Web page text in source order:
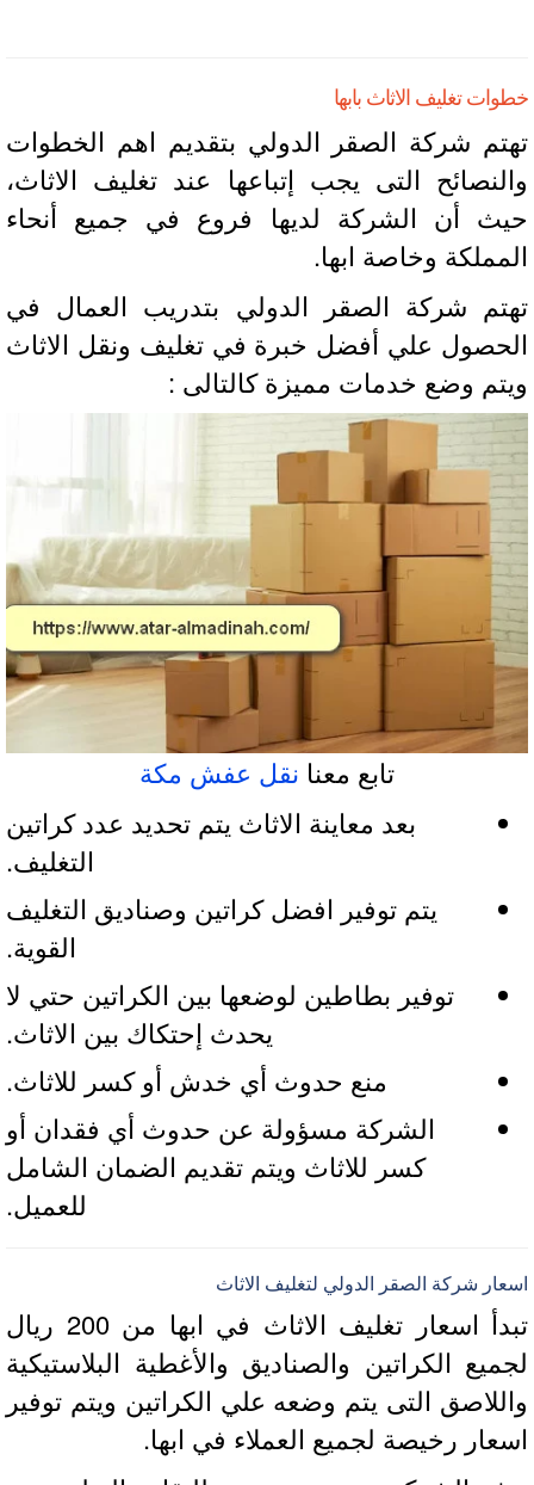
تغليف الاثاث بابها
شركة الصقر الدولي بتقديم اهم الخطوات
التى يجب إتباعها عند تغليف الاثاث،
أن الشركة لديها فروع في جميع أنحاء
وخاصة ابها.
شركة الصقر الدولي بتدريب العمال في
علي أفضل خبرة في تغليف ونقل الاثاث
وضع خدمات مميزة كالتالى :
تابع معنانقل عفش مكة
بعد معاينة الاثاث يتم تحديد عدد كراتين
التغليف.
يتم توفير افضل كراتين وصناديق التغليف
القوية.
توفير بطاطين لوضعها بين الكراتين حتي لا
يحدث إحتكاك بين الاثاث.
منع حدوث أي خدش أو كسر للاثاث.
الشركة مسؤولة عن حدوث أي فقدان أو
كسر للاثاث ويتم تقديم الضمان الشامل
للعميل.
شركة الصقر الدولي لتغليف الاثاث
تبدأ اسعار تغليف الاثاث في ابها من 200 ريال
الكراتين والصناديق والأغطية البلاستيكية
التى يتم وضعه علي الكراتين ويتم توفير
رخيصة لجميع العملاء في ابها.